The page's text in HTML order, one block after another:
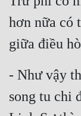
hơn nữa có
giữa điều
- Như vậy
song tu chi